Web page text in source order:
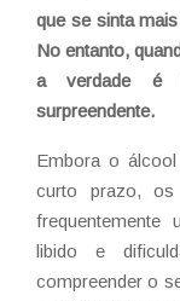
que se sinta
No entanto,
a verdade é
surpreendente.
Embora o
curto prazo,
libido e
compreender o